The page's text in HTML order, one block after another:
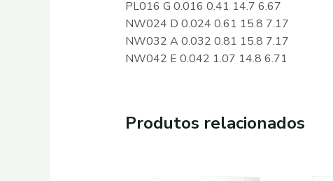
PL016 G 0.016 0.41 14.7 6.67
NW024 D 0.024 0.61 15.8 7.17
NW032 A 0.032 0.81 15.8 7.17
NW042 E 0.042 1.07 14.8 6.71
Produtos relacionados